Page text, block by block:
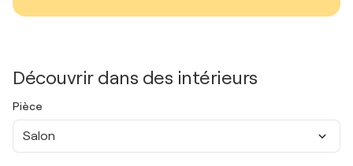
Découvrir dans des intérieurs
Pièce
Salon